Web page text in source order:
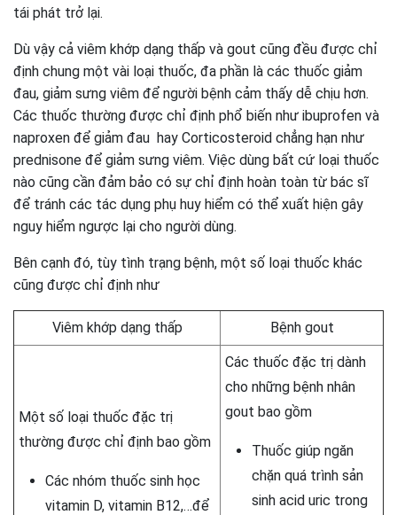
tái phát trở lại.
Dù vậy cả viêm khớp dạng thấp và gout cũng đều được chỉ
định chung một vài loại thuốc, đa phần là các thuốc giảm
đau, giảm sưng viêm để người bệnh cảm thấy dễ chịu hơn.
Các thuốc thường được chỉ định phổ biến như ibuprofen và
naproxen để giảm đau hay Corticosteroid chẳng hạn như
prednisone để giảm sưng viêm. Việc dùng bất cứ loại thuốc
nào cũng cần đảm bảo có sự chỉ định hoàn toàn từ bác sĩ
để tránh các tác dụng phụ huy hiểm có thể xuất hiện gây
nguy hiểm ngược lại cho người dùng.
Bên cạnh đó, tùy tình trạng bệnh, một số loại thuốc khác
cũng được chỉ định như
Viêm khớp dạng thấp Bệnh gout
Một số loại thuốc đặc trị
thường được chỉ định bao gồm
Các nhóm thuốc sinh học
vitamin D, vitamin B12,…để
Các thuốc đặc trị dành
cho những bệnh nhân
gout bao gồm
Thuốc giúp ngăn
chặn quá trình sản
sinh acid uric trong